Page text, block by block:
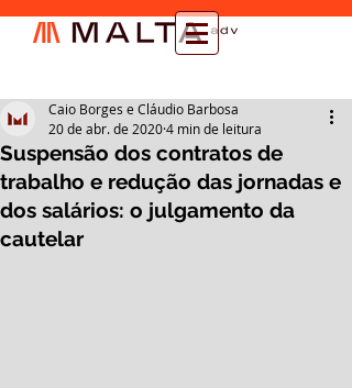
Suspensão dos contratos de
trabalho e redução das jornadas e
dos salários: o julgamento da
cautelar
Caio Borges e Cláudio Barbosa
20 de abr. de 20204 min de leitura